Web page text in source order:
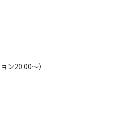
ン20:00～）